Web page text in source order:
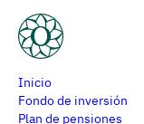
Inicio
Fondo de inversión
Plan de pensiones